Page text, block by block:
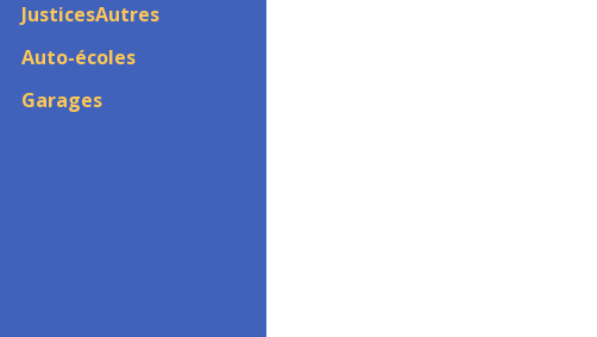
JusticesAutres
Auto-écoles
Garages